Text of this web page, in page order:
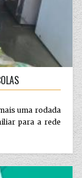
uma rodada
para a rede